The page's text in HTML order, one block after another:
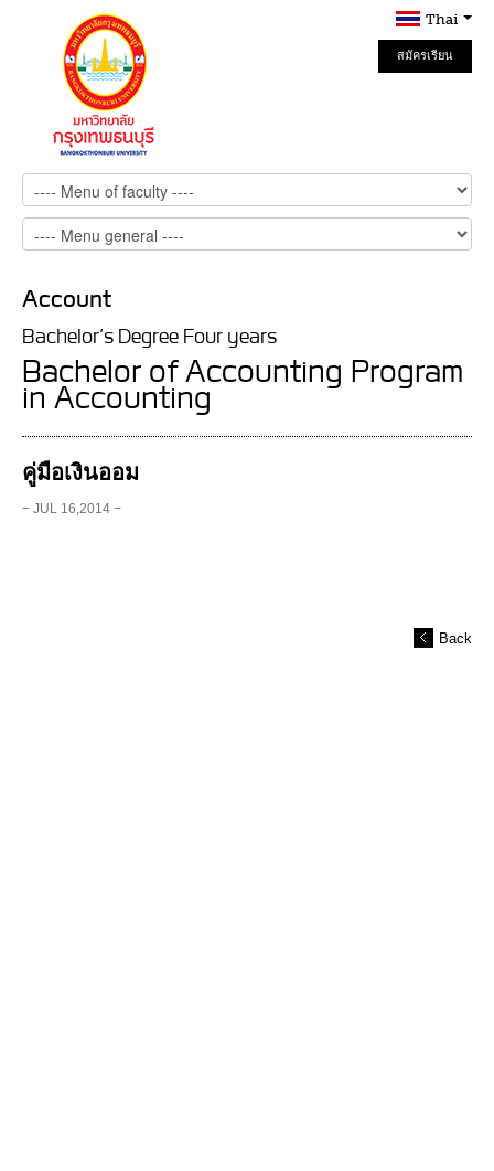
Thai
สมัครเรียน
Online
Account
Bachelor’s Degree Four years
Bachelor of Accounting Program
in Accounting
คู่มือเงินออม
− JUL 16,2014 −
Back